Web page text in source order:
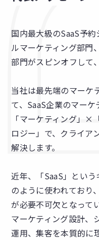
国内最大級のSaaS予約
ルマーケティング部門
部門がスピンオフして
当社は最先端のマーケ
て、SaaS企業のマーケ
「マーケティング」×
ロジー」で、クライア
解決します。
近年、「SaaS」とい
のように使われており
が必要不可欠となって
マーケティング設計、
運用、集客を本質的に